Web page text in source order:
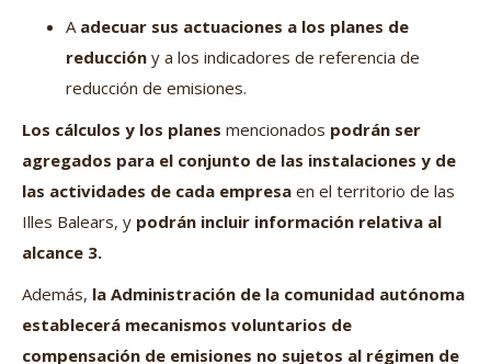
A adecuar sus actuaciones a los planes de
reducción y a los indicadores de referencia de
reducción de emisiones.
Los cálculos y los planes mencionados podrán ser
agregados para el conjunto de las instalaciones y de
las actividades de cada empresa en el territorio de las
Illes Balears, y podrán incluir información relativa al
alcance 3.
Además, la Administración de la comunidad autónoma
establecerá mecanismos voluntarios de
compensación de emisiones no sujetos al régimen de